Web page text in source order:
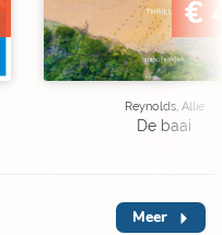
€
Reynolds, Allie
De baai
Meer